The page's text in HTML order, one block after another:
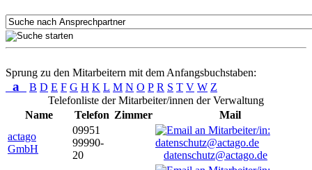
Sprung zu den Mitarbeitern mit dem Anfangsbuchstaben:
a B D E F G H K L M N O P R S T V W Z
Telefonliste der Mitarbeiter/innen der Verwaltung
Name
Telefon Zimmer
Mail
actago
GmbH
09951
99990-
20
datenschutz@actago.de